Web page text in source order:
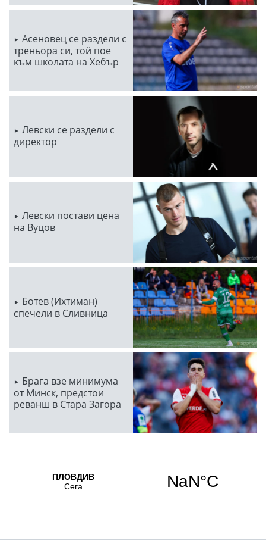
Асеновец се раздели с
треньора си, той пое
към школата на Хебър
Левски се раздели с
директор
Левски постави цена
на Вуцов
Ботев (Ихтиман)
спечели в Сливница
Брага взе минимума
от Минск, предстои
реванш в Стара Загора